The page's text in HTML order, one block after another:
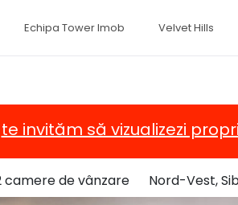
Echipa Tower Imob Velvet Hills
te invităm să vizualizezi
de vânzare Nord-Vest,